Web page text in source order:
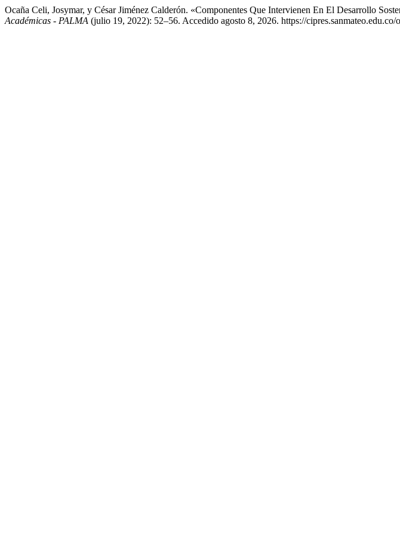
Ocaña Celi, Josymar, y César Jiménez Calderón. «Componentes Que Intervienen En El Desarrollo
Académicas - PALMA (julio 19, 2022): 52–56. Accedido agosto 8, 2026. https://